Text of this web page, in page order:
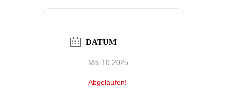
DATUM
Mai 10 2025
Abgelaufen!